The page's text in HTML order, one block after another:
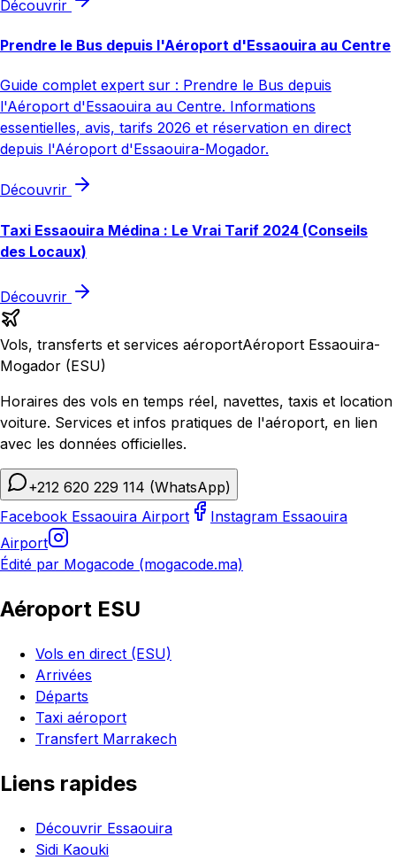
Découvrir
Prendre le Bus depuis l'Aéroport d'Essaouira au Centre
Guide complet expert sur : Prendre le Bus depuis
l'Aéroport d'Essaouira au Centre. Informations
essentielles, avis, tarifs 2026 et réservation en direct
depuis l'Aéroport d'Essaouira-Mogador.
Découvrir
Taxi Essaouira Médina : Le Vrai Tarif 2024 (Conseils
des Locaux)
Découvrir
Vols, transferts et services aéroportAéroport Essaouira-
Mogador (ESU)
Horaires des vols en temps réel, navettes, taxis et location
voiture. Services et infos pratiques de l'aéroport, en lien
avec les données officielles.
+212 620 229 114 (WhatsApp)
Facebook Essaouira Airport
Instagram Essaouira
Airport
Édité par Mogacode (mogacode.ma)
Aéroport ESU
Vols en direct (ESU)
Arrivées
Départs
Taxi aéroport
Transfert Marrakech
Liens rapides
Découvrir Essaouira
Sidi Kaouki